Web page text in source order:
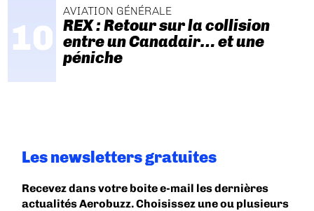
AVIATION GÉNÉRALE
REX : Retour sur la collision
entre un Canadair… et une
péniche
Les newsletters gratuites
Recevez dans votre boite e-mail les dernières
actualités Aerobuzz. Choisissez une ou plusieurs